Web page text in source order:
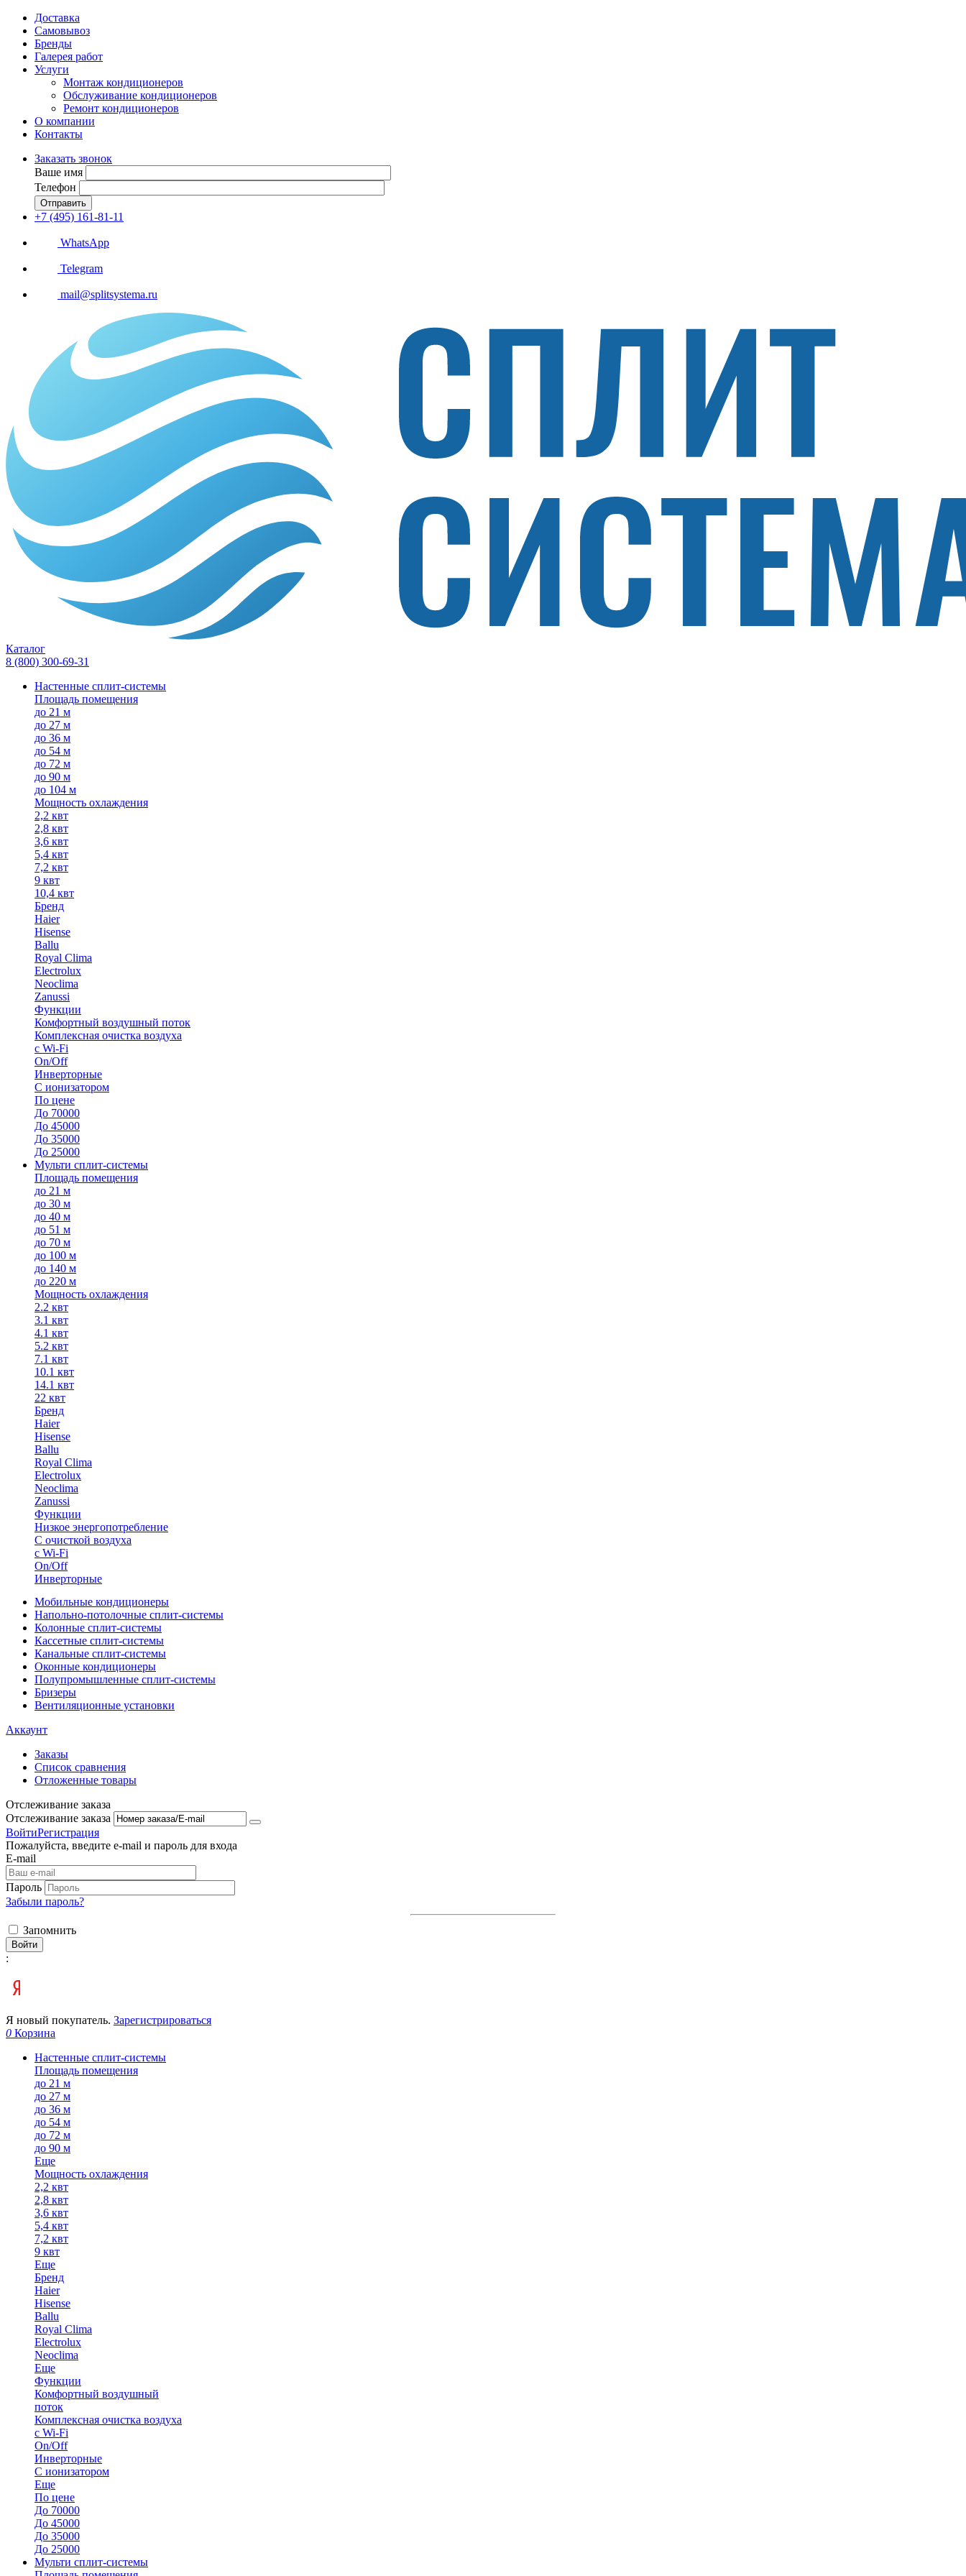
Доставка
Самовывоз
Бренды
Галерея работ
Услуги
Монтаж кондиционеров
Обслуживание кондиционеров
Ремонт кондиционеров
О компании
Контакты
Заказать звонок
Ваше имя
Телефон
Отправить
+7 (495) 161-81-11
WhatsApp
Telegram
mail@splitsystema.ru
Каталог
8 (800) 300-69-31
Настенные сплит-системы
Площадь помещения
до 21 м
до 27 м
до 36 м
до 54 м
до 72 м
до 90 м
до 104 м
Мощность охлаждения
2,2 квт
2,8 квт
3,6 квт
5,4 квт
7,2 квт
9 квт
10,4 квт
Бренд
Haier
Hisense
Ballu
Royal Clima
Electrolux
Neoclima
Zanussi
Функции
Комфортный воздушный поток
Комплексная очистка воздуха
с Wi-Fi
On/Off
Инверторные
С ионизатором
По цене
До 70000
До 45000
До 35000
До 25000
Мульти сплит-системы
Площадь помещения
до 21 м
до 30 м
до 40 м
до 51 м
до 70 м
до 100 м
до 140 м
до 220 м
Мощность охлаждения
2.2 квт
3.1 квт
4.1 квт
5.2 квт
7.1 квт
10.1 квт
14.1 квт
22 квт
Бренд
Haier
Hisense
Ballu
Royal Clima
Electrolux
Neoclima
Zanussi
Функции
Низкое энергопотребление
С очисткой воздуха
с Wi-Fi
On/Off
Инверторные
Мобильные кондиционеры
Напольно-потолоч​ные ​сплит-системы
Колонные ​​сплит-системы
Кассетные сплит-системы
Канальные сплит-системы
Оконные кондиционеры
Полупромышленные сплит-системы
Бризеры
Вентиляционные установки
Аккаунт
Заказы
Список сравнения
Отложенные товары
Отслеживание заказа
Отслеживание заказа
ВойтиРегистрация
Пожалуйста, введите e-mail и пароль для входа
E-mail
Пароль
Забыли пароль?
Запомнить
Войти
:
Я новый покупатель. Зарегистрироваться
0 Корзина
Настенные сплит-системы
Площадь помещения
до 21 м
до 27 м
до 36 м
до 54 м
до 72 м
до 90 м
Еще
Мощность охлаждения
2,2 квт
2,8 квт
3,6 квт
5,4 квт
7,2 квт
9 квт
Еще
Бренд
Haier
Hisense
Ballu
Royal Clima
Electrolux
Neoclima
Еще
Функции
Комфортный воздушный
поток
Комплексная очистка воздуха
с Wi-Fi
On/Off
Инверторные
С ионизатором
Еще
По цене
До 70000
До 45000
До 35000
До 25000
Мульти сплит-системы